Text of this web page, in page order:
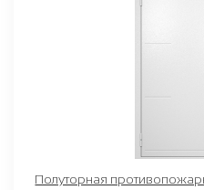
Полуторная